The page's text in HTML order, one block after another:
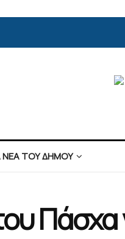
ΝΕΑ ΤΟΥ ΔΗΜΟΥ
Πάσχα